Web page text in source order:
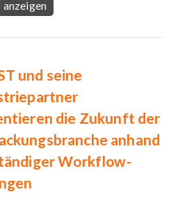
anzeigen
und seine
die Zukunft der
anhand
Workflow-